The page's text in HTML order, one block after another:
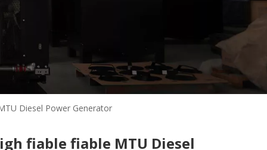
Diesel Power Generator
fiable fiable MTU Diesel